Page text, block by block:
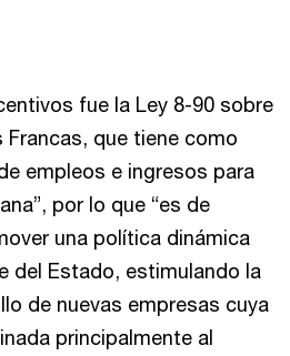
fue la Ley 8-90 sobre
que tiene como
empleos e ingresos para
por lo que “es de
una política dinámica
del Estado, estimulando la
de nuevas empresas cuya
principalmente al